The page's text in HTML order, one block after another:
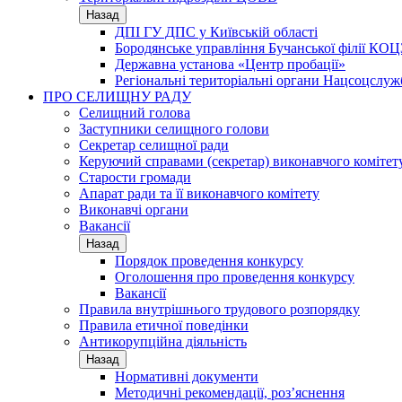
Назад
ДПІ ГУ ДПС у Київській області
Бородянське управління Бучанської філії
Державна установа «Центр пробації»
Регіональні територіальні органи
ПРО СЕЛИЩНУ РАДУ
Селищний голова
Заступники селищного голови
Секретар селищної ради
Керуючий справами (секретар) виконавчого
Старости громади
Апарат ради та її виконавчого комітету
Виконавчі органи
Вакансії
Назад
Порядок проведення конкурсу
Оголошення про проведення конкурсу
Вакансії
Правила внутрішнього трудового розпорядку
Правила етичної поведінки
Антикорупційна діяльність
Назад
Нормативні документи
Методичні рекомендації, роз’яснення